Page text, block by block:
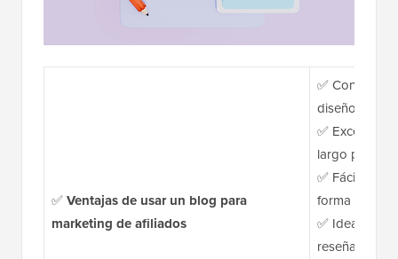
✅Ventajas de usar un blog para
marketing de afiliados
✅ Control
diseño
✅ Excelente
largo plazo
✅ Fácil de
forma natural
✅ Ideal para
reseñas